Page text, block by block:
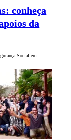
conheça
da
Social em